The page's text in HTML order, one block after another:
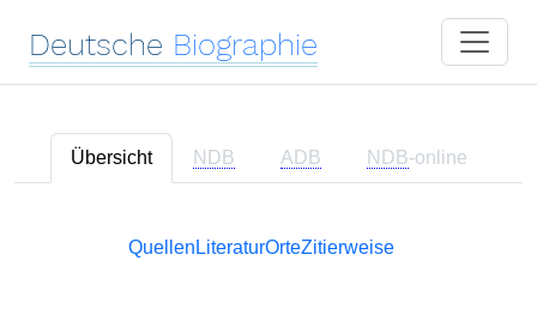
Deutsche Biographie
Übersicht NDB ADB NDB-online
Quellen LiteraturOrteZitierweise